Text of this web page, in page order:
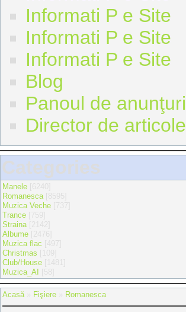
Informati P e Site
Informati P e Site
Informati P e Site
Blog
Panoul de anunţuri
Director de articole
Categories
Manele
Romanesca
Muzica Veche
Trance
Straina
Albume
Muzica flac
Christmas
Club/House
Muzica_AI
Acasă» Fişiere Romanesca